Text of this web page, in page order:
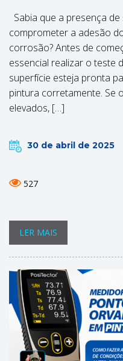
Sabia que a presença
comprometer a adesão
corrosão? Antes de
essencial realizar o teste
superfície esteja pronta
pintura corretamente. Se
elevados, […]
30 de abril de 2025
527
LER MAIS